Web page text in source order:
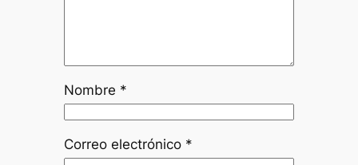
Nombre *
Correo electrónico *